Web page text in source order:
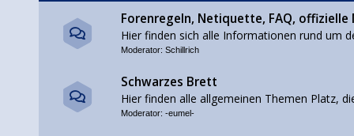
Forenregeln, Netiquette, FAQ,
Hier finden sich alle Informationen rund um
Moderator: Schillrich
Schwarzes Brett
Hier finden alle allgemeinen Themen Platz,
Moderator: -eumel-